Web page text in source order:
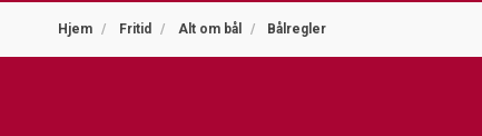
Hjem Fritid Alt om bål Bålregler